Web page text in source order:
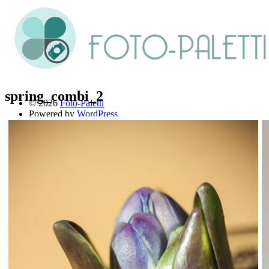
spring_combi_2
© 2026Foto-Paletti
Powered by WordPress
Stadt und Land
Weitere Fotoblogs
Über mich
Impressum